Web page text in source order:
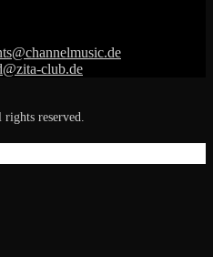
club.de
rights reserved.